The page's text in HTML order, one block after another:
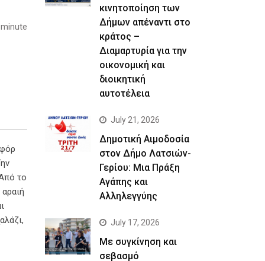
το
κινητοποίηση των
Δήμων απέναντι στο
κράτος –
Διαμαρτυρία για την
οικονομική και
διοικητική
αυτοτέλεια
July 21, 2026
Δημοτική Αιμοδοσία
στον Δήμο Λατσιών-
Γερίου: Μια Πράξη
Αγάπης και
Αλληλεγγύης
July 17, 2026
Με συγκίνηση και
σεβασμό